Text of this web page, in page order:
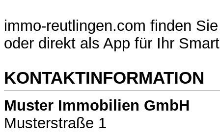
immo-reutlingen.com finden
oder direkt als App für Ihr
KONTAKTINFORMATION
Muster Immobilien GmbH
Musterstraße 1